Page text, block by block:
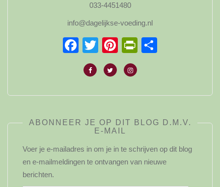
033-4451480
info@dagelijkse-voeding.nl
Facebook
TwitterPinterest
ABONNEER JE OP DIT BLOG D.M.V.
E-MAIL
Voer je e-mailadres in om je in te schrijven op dit blog
en e-mailmeldingen te ontvangen van nieuwe
berichten.